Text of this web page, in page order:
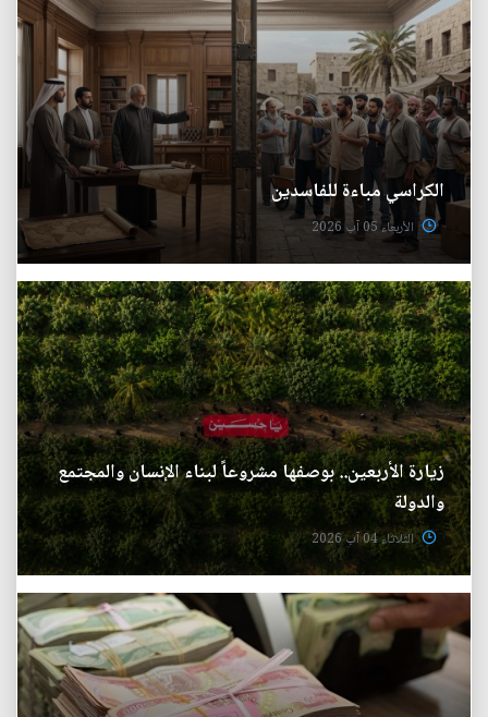
الكراسي مباءة للفاسدين
الأربعاء 05 آب 2026
زيارة الأربعين.. بوصفها مشروعاً لبناء الإنسان والمجتمع
والدولة
الثلاثاء 04 آب 2026